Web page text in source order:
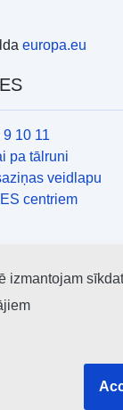
europa.eu
10 11
pa tālruni
veidlapu
ES centriem
izmantojam